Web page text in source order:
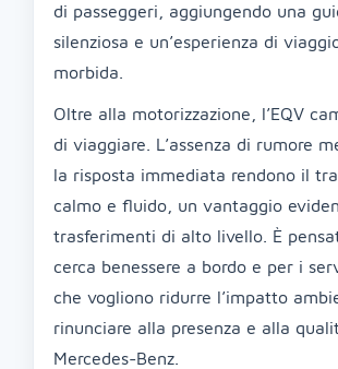
di passeggeri, aggiungendo una
silenziosa e un’esperienza di
morbida.
Oltre alla motorizzazione, l’EQV
di viaggiare. L’assenza di rumore
la risposta immediata rendono il
calmo e fluido, un vantaggio
trasferimenti di alto livello. È
cerca benessere a bordo e per i
che vogliono ridurre l’impatto
rinunciare alla presenza e alla
Mercedes-Benz.